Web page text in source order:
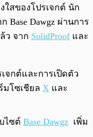
สของโปรเจกต์ นัก
Base Dawgz ผ่านการ
ว จาก SolidProof และ
จกต์และการเปิดตัว
โซเชียล X และ
ไซต์ Base Dawgz เพิ่ม